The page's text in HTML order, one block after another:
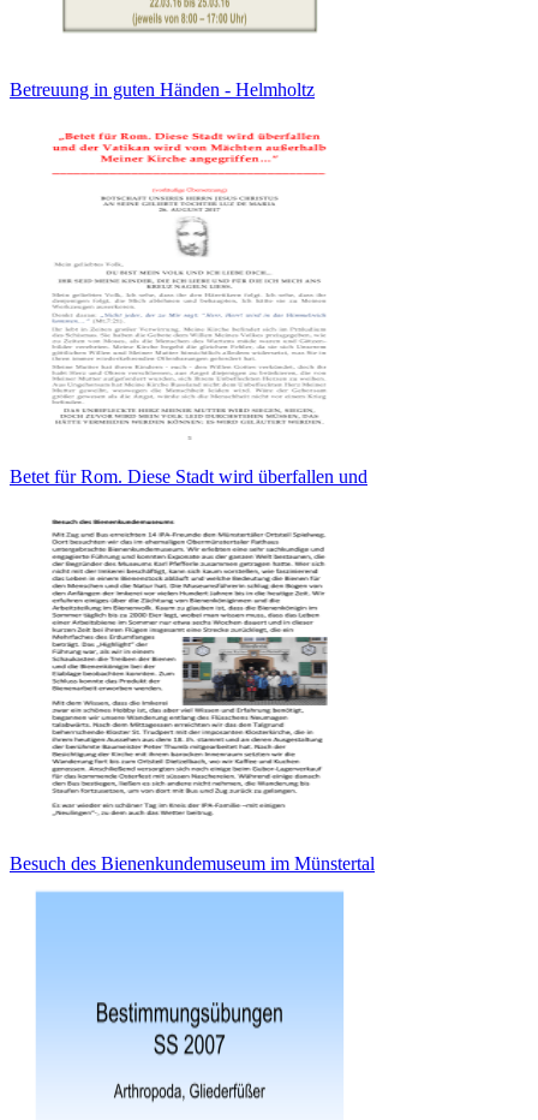
Betreuung in guten Händen - Helmholtz
Betet für Rom. Diese Stadt wird überfallen und
Besuch des Bienenkundemuseum im Münstertal